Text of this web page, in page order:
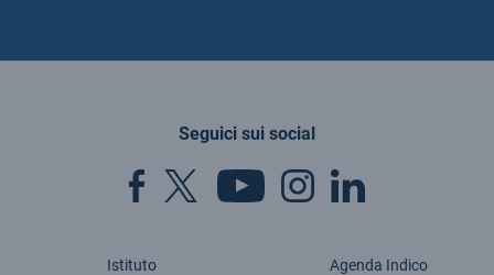
Seguici sui social
Istituto
Agenda Indico